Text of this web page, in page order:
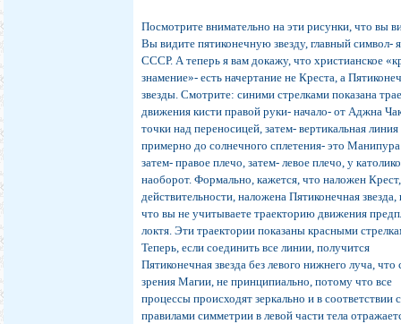
Посмотрите внимательно на эти рисунки, что вы
Вы видите пятиконечную звезду, главный символ-
СССР. А теперь я вам докажу, что христианское
знамение»- есть начертание не Креста, а
звезды. Смотрите: синими стрелками показана
движения кисти правой руки- начало- от Аджна
точки над переносицей, затем- вертикальная линия
примерно до солнечного сплетения- это
затем- правое плечо, затем- левое плечо, у
наоборот. Формально, кажется, что наложен
действительности, наложена Пятиконечная
что вы не учитываете траекторию движения
локтя. Эти траектории показаны красными
Теперь, если соединить все линии, получится
Пятиконечная звезда без левого нижнего луча, что
зрения Магии, не принципиально, потому что все
процессы происходят зеркально и в соответствии с
правилами симметрии в левой части тела